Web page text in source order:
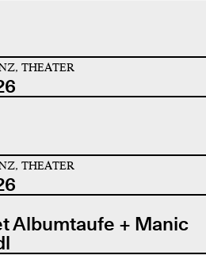
THEATER
THEATER
Albumtaufe + Manic